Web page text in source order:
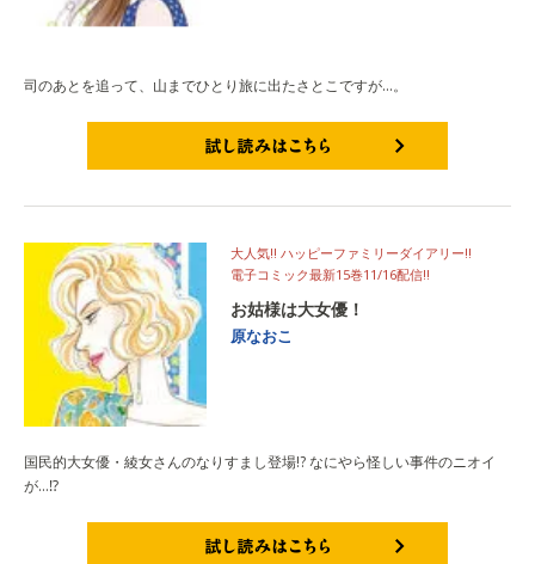
司のあとを追って、山までひとり旅に出たさとこですが…。
大人気!! ハッピーファミリーダイアリー!!
電子コミック最新15巻11/16配信!!
お姑様は大女優！
原なおこ
国民的大女優・綾女さんのなりすまし登場!? なにやら怪しい事件のニオイ
が…⁉